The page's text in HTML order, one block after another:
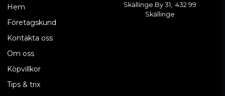
Hem
Företagskund
Kontakta oss
Om oss
Köpvillkor
Tips & trix
Skällinge By 31, 432 99
Skällinge